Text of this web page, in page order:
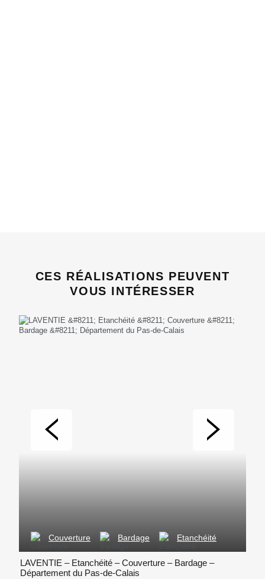
CES RÉALISATIONS PEUVENT
VOUS INTÉRESSER
Couverture Bardage Etanchéité
LAVENTIE – Etanchéité – Couverture – Bardage –
Département du Pas-de-Calais